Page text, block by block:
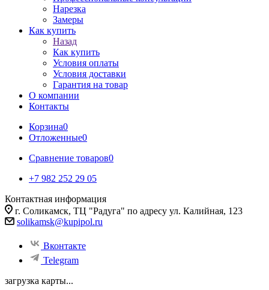
Нарезка
Замеры
Как купить
Назад
Как купить
Условия оплаты
Условия доставки
Гарантия на товар
О компании
Контакты
Корзина0
Отложенные0
Сравнение товаров0
+7 982 252 29 05
Контактная информация
г. Соликамск, ТЦ "Радуга" по адресу ул. Калийная, 123
solikamsk@kupipol.ru
Вконтакте
Telegram
загрузка карты...